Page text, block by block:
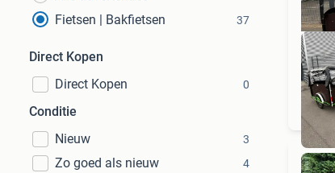
Fietsen | Bakfietsen
37
Direct Kopen
Direct Kopen
0
Conditie
Nieuw
3
Zo goed als nieuw 4